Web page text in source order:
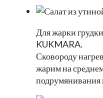
Для жарки
KUKMARA.
Сковороду
жарим на